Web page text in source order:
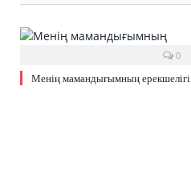
0
Менің мамандығымның ерекшелігі